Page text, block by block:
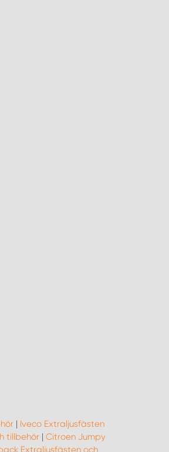
| Iveco Extraljusfästen
tillbehör | Citroen Jumpy
Extraljusfästen och